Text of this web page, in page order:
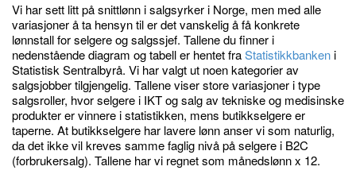
Vi har sett litt på snittlønn i salgsyrker i Norge, men med alle
variasjoner å ta hensyn til er det vanskelig å få konkrete
lønnstall for selgere og salgssjef. Tallene du finner i
nedenstående diagram og tabell er hentet fraStatistikkbankeni
Statistisk Sentralbyrå. Vi har valgt ut noen kategorier av
salgsjobber tilgjengelig. Tallene viser store variasjoner i type
salgsroller, hvor selgere i IKT og salg av tekniske og medisinske
produkter er vinnere i statistikken, mens butikkselgere er
taperne. At butikkselgere har lavere lønn anser vi som naturlig,
da det ikke vil kreves samme faglig nivå på selgere i B2C
(forbrukersalg). Tallene har vi regnet som månedslønn x 12.